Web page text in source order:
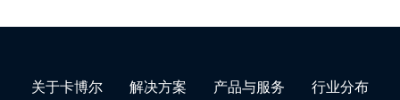
关于卡博尔 解决方案 产品与服务
行业分布